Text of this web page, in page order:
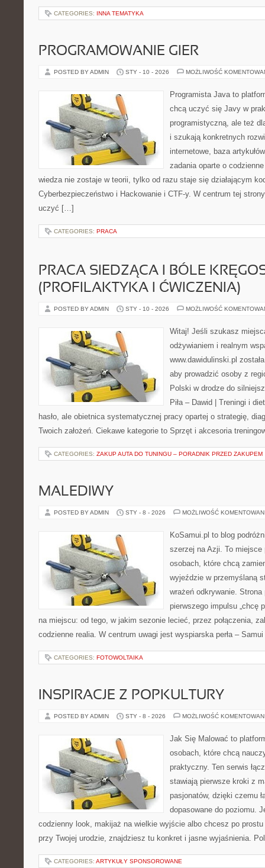
CATEGORIES: INNA TEMATYKA
PROGRAMOWANIE GIER
POSTED BY ADMIN STY - 10 - 2026 MOŻLIWOŚĆ
Programista Java to
chcą uczyć się Javy w
programistyczną, ale też
i szukają konkretnych
internetowe, baza
zadania oparte o
wiedza nie zostaje w teorii, tylko od razu staje się działającym
Cyberbezpieczeństwo i Hackowanie i CTF-y. W centrum tej
uczyć […]
CATEGORIES: PRACA
PRACA SIEDZĄCA I BÓLE
(PROFILAKTYKA I ĆWICZENIA)
POSTED BY ADMIN STY - 10 - 2026 MOŻLIWOŚĆ
Witaj! Jeśli szukasz
odżywianiem i realnym
www.dawidulinski.pl
aby prowadzić osoby z
Polski w drodze do
Piła – Dawid | Treningi i
hasło, ale obietnica systematycznej pracy opartej o strategię,
Twoich założeń. Ciekawe kategorie to Sprzęt i akcesoria
CATEGORIES: ZAKUP AUTA DO TUNINGU – PORADNIK PRZED ZAKUPEM
MALEDIWY
POSTED BY ADMIN STY - 8 - 2026 MOŻLIWOŚĆ
KoSamui.pl to blog
szerzej na Azji. To miejsce
osobach, które chcą
wyjeździe w przemyślaną
wrażeń odkrywanie.
pierwszego impulsu „chcę
na miejscu: od tego, w jakim sezonie lecieć, przez połączenia,
codzienne realia. W centrum uwagi jest wyspiarska perła –
CATEGORIES: FOTOWOLTAIKA
INSPIRACJE Z POPKULTURY
POSTED BY ADMIN STY - 8 - 2026 MOŻLIWOŚĆ
Jak Się Malować to
osobach, które chcą
praktyczny. Ten serwis
stawiają pierwsze kroki z
pasjonatów, dzięki czemu
dopasowane do poziomu.
codzienny look, makijaż na wielkie wyjście albo chcesz po prostu
przy Twojej urodzie, znajdziesz tu konkret i jasne wyjaśnienia.
CATEGORIES: ARTYKUŁY SPONSOROWANE